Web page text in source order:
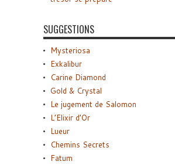
SUGGESTIONS
Mysteriosa
Exkalibur
Carine Diamond
Gold & Crystal
Le jugement de Salomon
L’Elixir d’Or
Lueur
Chemins Secrets
Fatum